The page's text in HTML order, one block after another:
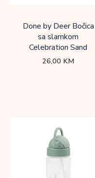
Done by Deer Bočica
sa slamkom
Celebration Sand
26,00 KM